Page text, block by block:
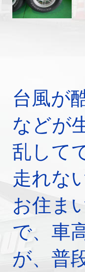
台風が
などが
乱して
走れな
お住ま
で、車
が、普